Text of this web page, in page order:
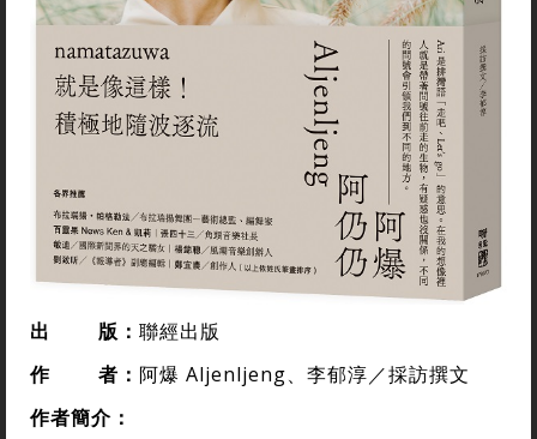
出 版： 聯經出版
作
者 ： 阿爆 Aljenljeng、李郁淳／採訪撰文
作者簡介 ：